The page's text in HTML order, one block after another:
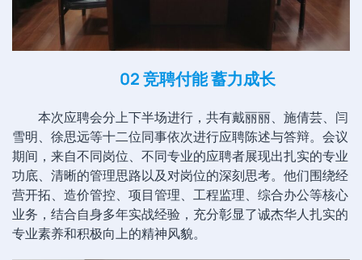
02 竞聘付能 蓄力成长
本次应聘会分上下半场进行，共有戴丽丽、施倩芸、闫
雪明、徐思远等十二位同事依次进行应聘陈述与答辩。会议
期间，来自不同岗位、不同专业的应聘者展现出扎实的专业
功底、清晰的管理思路以及对岗位的深刻思考。他们围绕经
营开拓、造价管控、项目管理、工程监理、综合办公等核心
业务，结合自身多年实战经验，充分彰显了诚杰华人扎实的
专业素养和积极向上的精神风貌。